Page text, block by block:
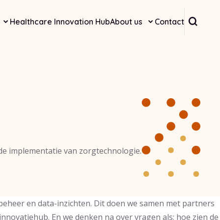
Healthcare Innovation HubAbout us Contact
implementatie van zorgtechnologie.
en data-inzichten. Dit doen we samen met partners
En we denken na over vragen als: hoe zien de